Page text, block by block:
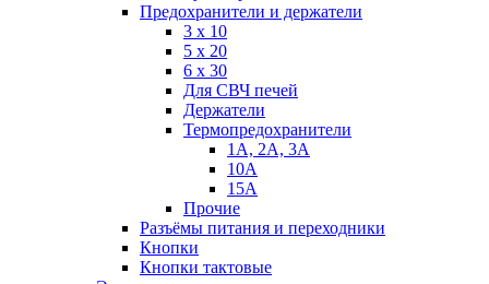
Предохранители и держатели
3 х 10
5 х 20
6 х 30
Для СВЧ печей
Держатели
Термопредохранители
1А, 2А, 3А
10А
15А
Прочие
Разъёмы питания и переходники
Кнопки
Кнопки тактовые